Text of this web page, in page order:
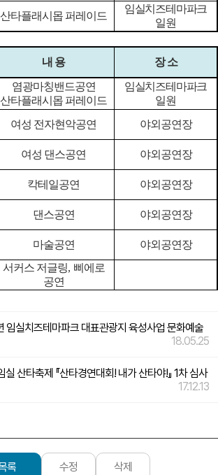
산타플래시몹 퍼레이드
임실치즈테마파크
일원
내 용 장 소
염광마칭밴드공연
산타플래시몹 퍼레이드
임실치즈테마파크
일원
여성 전자현악공연 야외공연장
여성 댄스공연 야외공연장
칵테일공연 야외공연장
댄스공연 야외공연장
마술공연 야외공연장
서커스 저글링, 삐에로
공연
임실치즈테마파크 대표관광지 육성사업 문화예술
18.05.25
실 산타축제 『산타경연대회! 내가 산타야!』 1차 심사
17.12.13
록 수정 삭제